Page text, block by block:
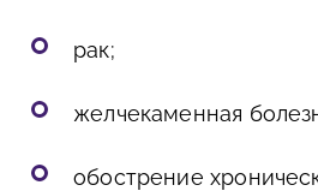
рак;
желчекаменная
обострение